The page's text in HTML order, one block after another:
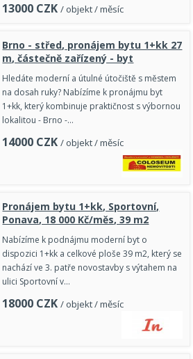
13000 CZK / objekt / měsíc
Brno - střed, pronájem bytu 1+kk 27
m, částečně zařízený - byt
Hledáte moderní a útulné útočiště s městem
na dosah ruky? Nabízíme k pronájmu byt
1+kk, který kombinuje praktičnost s výbornou
lokalitou - Brno -…
14000 CZK / objekt / měsíc
Pronájem bytu 1+kk, Sportovní,
Ponava, 18 000 Kč/měs, 39 m2
Nabízíme k podnájmu moderní byt o
dispozici 1+kk a celkové ploše 39 m2, který se
nachází ve 3. patře novostavby s výtahem na
ulici Sportovní v…
18000 CZK / objekt / měsíc